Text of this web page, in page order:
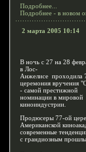
Подробнее...
Подробнее - в новом
2 марта 2005 10:14
В ночь с 27 на 28
в Лос-
Анжелисе проходила
церемония вручения
- самой престижной
номинации в мировой
киноиндустрии.
Продюсеры 77-ой
Американской
современные
с грандиозным